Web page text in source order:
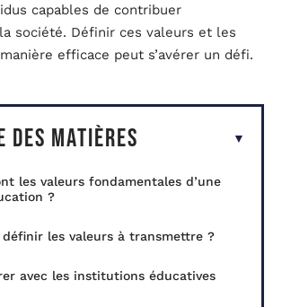
capables de contribuer
société. Définir ces valeurs et les
efficace peut s’avérer un défi.
des matières
les valeurs fondamentales d’une
?
définir les valeurs à transmettre ?
avec les institutions éducatives